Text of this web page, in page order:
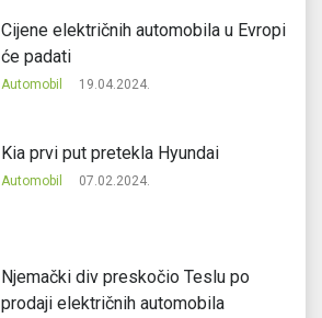
Cijene električnih automobila u Evropi
će padati
Automobil 19.04.2024.
Kia prvi put pretekla Hyundai
Automobil 07.02.2024.
Njemački div preskočio Teslu po
prodaji električnih automobila